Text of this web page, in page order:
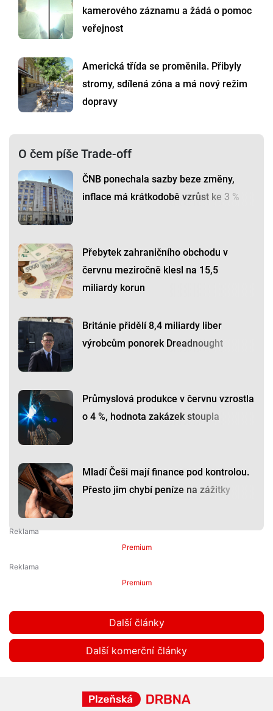
kamerového záznamu a žádá o pomoc
veřejnost
Americká třída se proměnila. Přibyly
stromy, sdílená zóna a má nový režim
dopravy
O čem píše Trade-off
ČNB ponechala sazby beze změny,
inflace má krátkodobě vzrůst ke 3 %
Přebytek zahraničního obchodu v
červnu meziročně klesl na 15,5
miliardy korun
Británie přidělí 8,4 miliardy liber
výrobcům ponorek Dreadnought
Průmyslová produkce v červnu vzrostla
o 4 %, hodnota zakázek stoupla
Mladí Češi mají finance pod kontrolou.
Přesto jim chybí peníze na zážitky
Premium
Premium
Další články
Další komerční články